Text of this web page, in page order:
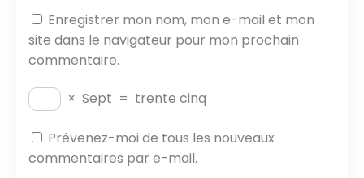
Enregistrer mon nom, mon e-mail et mon
site dans le navigateur pour mon prochain
commentaire.
× Sept = trente cinq
Prévenez-moi de tous les nouveaux
commentaires par e-mail.